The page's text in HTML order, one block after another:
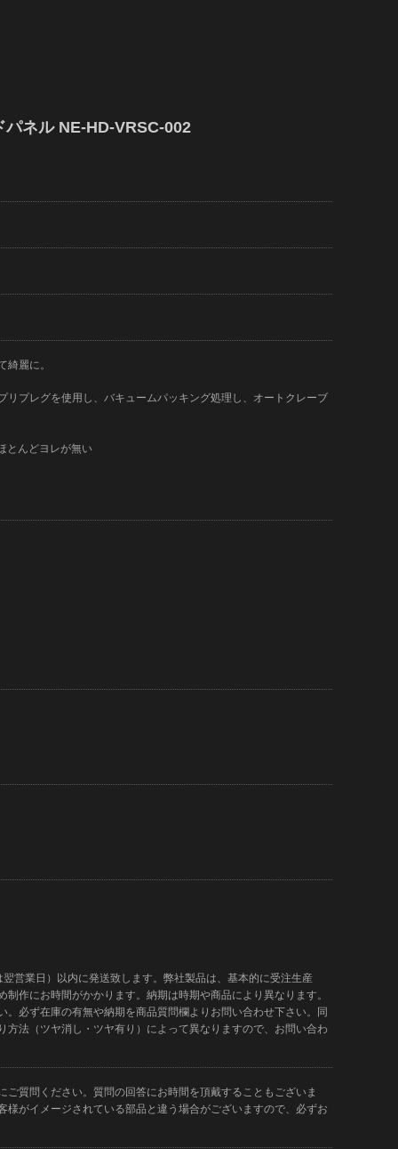
ネル NE-HD-VRSC-002
綺麗に。
リプレグを使用し、バキュームパッキング処理し、オートクレーブ
とんどヨレが無い
営業日）以内に発送致します。弊社製品は、基本的に受注生産
作にお時間がかかります。納期は時期や商品により異なります。
。必ず在庫の有無や納期を商品質問欄よりお問い合わせ下さい。同
方法（ツヤ消し・ツヤ有り）によって異なりますので、お問い合わ
質問ください。質問の回答にお時間を頂戴することもございま
様がイメージされている部品と違う場合がございますので、必ずお